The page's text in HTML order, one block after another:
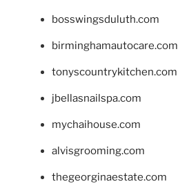
bosswingsduluth.com
birminghamautocare.com
tonyscountrykitchen.com
jbellasnailspa.com
mychaihouse.com
alvisgrooming.com
thegeorginaestate.com